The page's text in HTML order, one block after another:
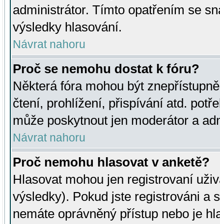
administrátor. Tímto opatřením se
výsledky hlasování.
Návrat nahoru
Proč se nemohu dostat k fóru?
Některá fóra mohou být
čtení, prohlížení, přispívání atd.
může poskytnout jen moderátor a
Návrat nahoru
Proč nemohu hlasovat v anketě?
Hlasovat mohou jen registrovaní
výsledky). Pokud jste registrováni a
nemáte oprávněný přístup nebo je